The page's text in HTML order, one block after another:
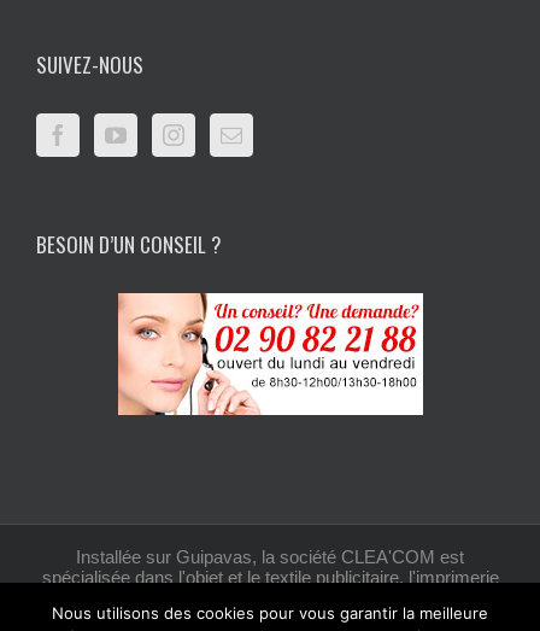
SUIVEZ-NOUS
BESOIN D’UN CONSEIL ?
Installée sur Guipavas, la société CLEA'COM est
spécialisée dans l'objet et le textile publicitaire, l'imprimerie
Nous utilisons des cookies pour vous garantir la meilleure